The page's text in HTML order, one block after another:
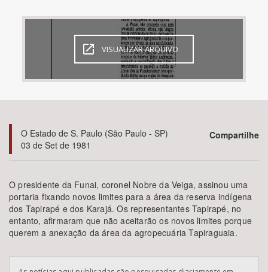
Subtema
Área Protegida
VISUALIZAR ARQUIVO
O Estado de S. Paulo (São Paulo - SP)
03 de Set de 1981
Compartilhe
O presidente da Funai, coronel Nobre da Veiga, assinou uma
portaria fixando novos limites para a área da reserva indígena
dos Tapirapé e dos Karajá. Os representantes Tapirapé, no
entanto, afirmaram que não aceitarão os novos limites porque
querem a anexação da área da agropecuária Tapiraguaia.